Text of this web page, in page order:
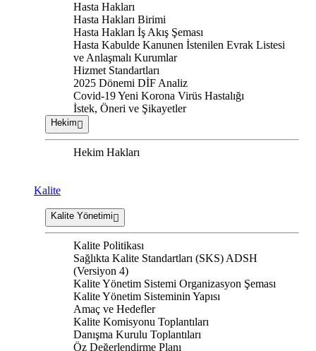
Hasta Hakları
Hasta Hakları Birimi
Hasta Hakları İş Akış Şeması
Hasta Kabulde Kanunen İstenilen Evrak Listesi
ve Anlaşmalı Kurumlar
Hizmet Standartları
2025 Dönemi DİF Analiz
Covid-19 Yeni Korona Virüs Hastalığı
İstek, Öneri ve Şikayetler
Hekim
Hekim Hakları
Kalite
Kalite Yönetimi
Kalite Politikası
Sağlıkta Kalite Standartları (SKS) ADSH
(Versiyon 4)
Kalite Yönetim Sistemi Organizasyon Şeması
Kalite Yönetim Sisteminin Yapısı
Amaç ve Hedefler
Kalite Komisyonu Toplantıları
Danışma Kurulu Toplantıları
Öz Değerlendirme Planı